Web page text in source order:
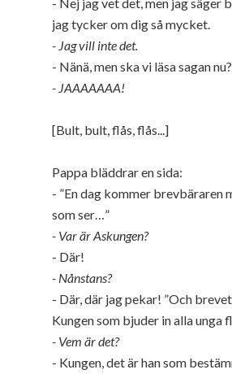
jag tycker om dig så mycket.
- Jag vill inte det.
- Nänä, men ska vi läsa sagan nu?
- JAAAAAAA!
[Bult, bult, flås, flås...]
Pappa bläddrar en sida:
- ”En dag kommer brevbäraren
som ser…”
- Var är Askungen?
- Där!
- Nånstans?
- Där, där jag pekar! ”Och
Kungen som bjuder in alla unga
- Vem är det?
- Kungen, det är han som